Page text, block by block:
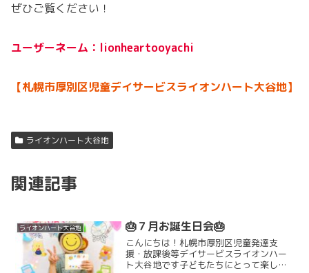
ぜひご覧ください！
ユーザーネーム：lionheartooyachi
【札幌市厚別区児童デイサービスライオンハート大谷地】
ライオンハート大谷地
関連記事
ライオンハート大谷地 🎂７月お誕生日会🎂
こんにちは！札幌市厚別区児童発達支
援・放課後等デイサービスライオンハー
ト大谷地です子どもたちにとって楽しみ